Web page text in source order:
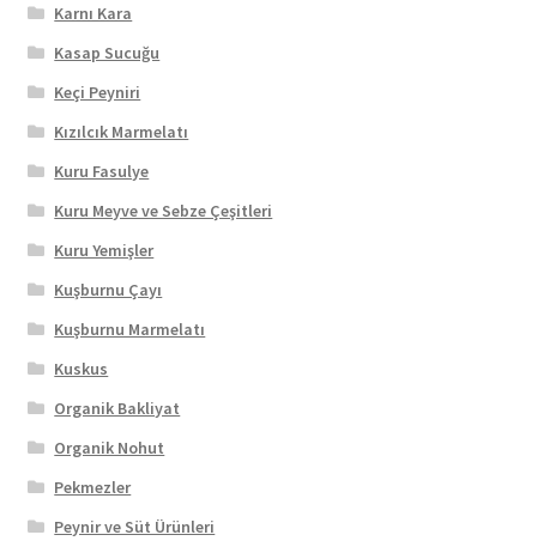
Karnı Kara
Kasap Sucuğu
Keçi Peyniri
Kızılcık Marmelatı
Kuru Fasulye
Kuru Meyve ve Sebze Çeşitleri
Kuru Yemişler
Kuşburnu Çayı
Kuşburnu Marmelatı
Kuskus
Organik Bakliyat
Organik Nohut
Pekmezler
Peynir ve Süt Ürünleri